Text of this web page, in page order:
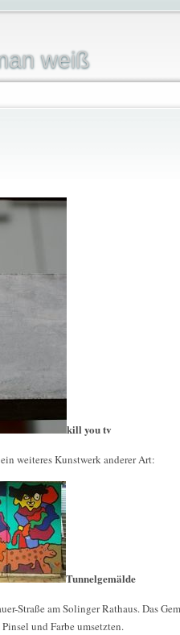
weiß
kill you tv
weiteres Kunstwerk anderer Art:
Tunnelgemälde
Straße am Solinger Rathaus. Das
und Farbe umsetzten.